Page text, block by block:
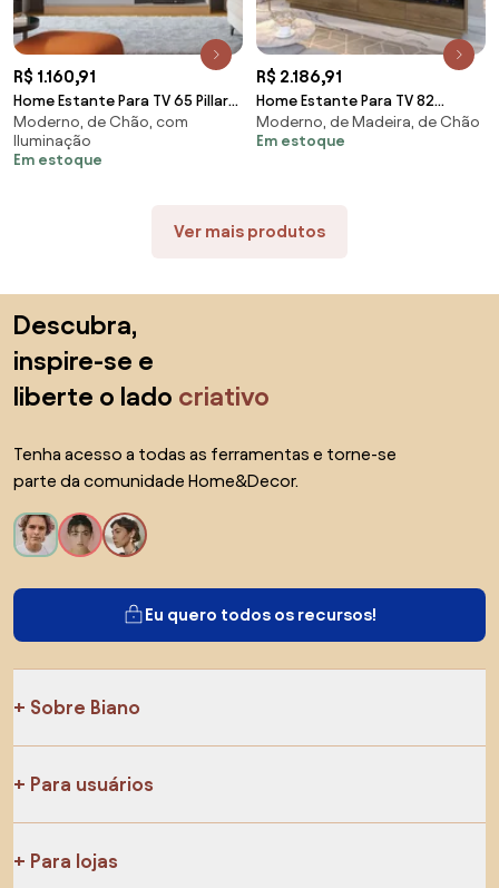
R$ 1.160,91
Home Estante Para TV 65 Pillar
Detalhe Ripado e Nichos com
Led Freijó/Cinza Fosco G73 -
Gran Belo
Moderno, de Chão, com
Iluminação
Em estoque
R$ 2.186,91
Home Estante Para TV 82
Monterrey Detalhe Ripado e
Nichos com Led Amêndoa G73 -
Moderno, de Madeira, de Chão
Em estoque
Ver mais produtos
Descubra,
inspire-se e
liberte o lado criativo
Tenha acesso a todas as ferramentas e torne-se
parte da comunidade Home&Decor.
Eu quero todos os recursos!
Sobre Biano
Para usuários
Para lojas